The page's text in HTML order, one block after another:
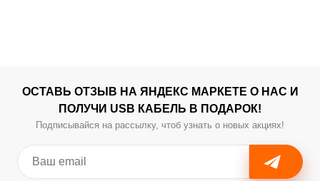
ОСТАВЬ ОТЗЫВ НА ЯНДЕКС МАРКЕТЕ О НАС И
ПОЛУЧИ USB КАБЕЛЬ В ПОДАРОК!
Подписывайся на рассылку, чтоб узнать о новых акциях!